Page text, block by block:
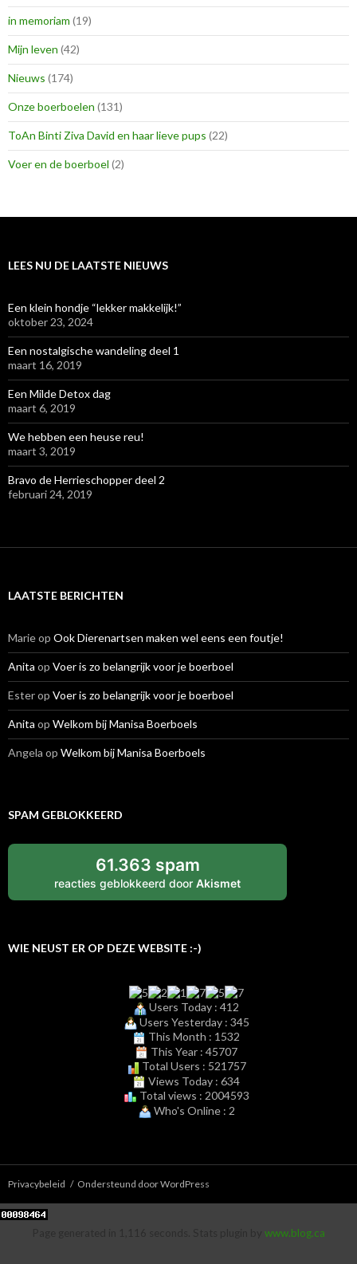
in memoriam (19)
Mijn leven (42)
Nieuws (174)
Onze boerboelen (131)
ToAn Binti Ziva David en haar lieve pups (22)
Voer en de boerboel (2)
LEES NU DE LAATSTE NIEUWS
Een klein hondje “lekker makkelijk!”
oktober 23, 2024
Een nostalgische wandeling deel 1
maart 16, 2019
Een Milde Detox dag
maart 6, 2019
We hebben een heuse reu!
maart 3, 2019
Bravo de Herrieschopper deel 2
februari 24, 2019
LAATSTE BERICHTEN
Marieop Ook Dierenartsen maken wel eens een foutje!
Anita op Voer is zo belangrijk voor je boerboel
Esterop Voer is zo belangrijk voor je boerboel
Anita op Welkom bij Manisa Boerboels
Angela op Welkom bij Manisa Boerboels
SPAM GEBLOKKEERD
61.363 spam
reacties geblokkeerd door Akismet
WIE NEUST ER OP DEZE WEBSITE :-)
Users Today : 412
Users Yesterday : 345
This Month : 1532
This Year : 45707
Total Users : 521757
Views Today : 634
Total views : 2004593
Who's Online : 2
Privacybeleid Ondersteund door WordPress
www.blog.ca